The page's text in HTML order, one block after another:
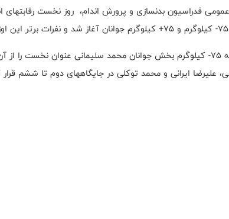
فدراسیون بدنسازی و پرورش اندام، روز نخست رقابتهای
در رقابتهای دسته 75- کیلوگرم بخش جوانان محمد سلیمانی عنوان
علیرضا ایرانی و محمد توکلی در جایگاههای دوم تا ششم قرار